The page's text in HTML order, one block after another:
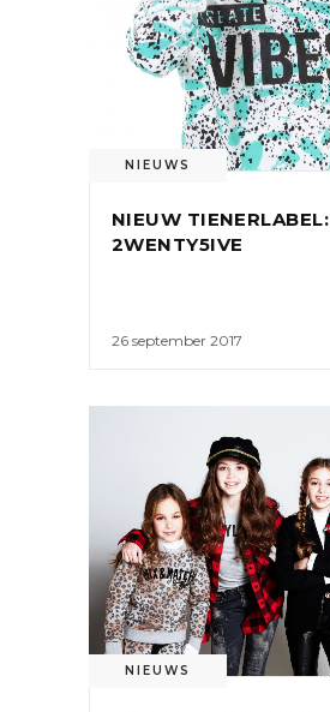
NIEUWS
NIEUW TIENERLABEL:
2WENTY5IVE
26 september 2017
NIEUWS